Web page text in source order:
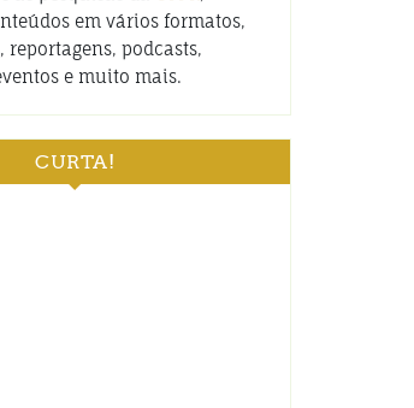
em vários formatos,
reportagens, podcasts,
e muito mais.
CURTA!